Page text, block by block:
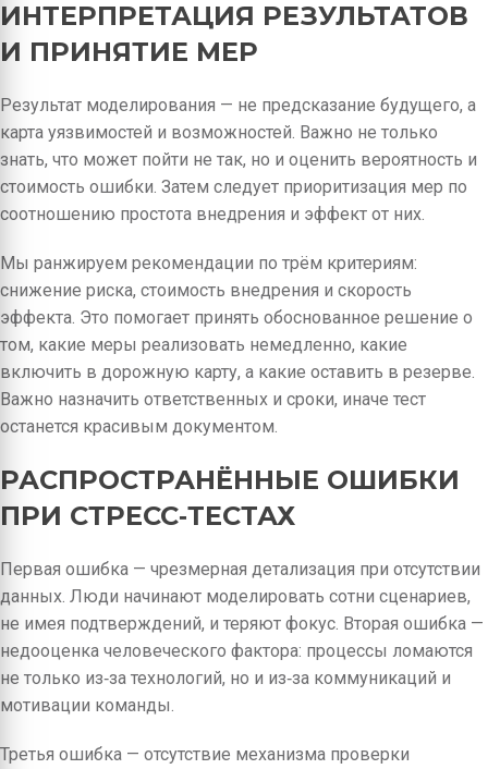
ИНТЕРПРЕТАЦИЯ РЕЗУЛЬТАТОВ
И ПРИНЯТИЕ МЕР
Результат моделирования — не предсказание будущего, а
карта уязвимостей и возможностей. Важно не только
знать, что может пойти не так, но и оценить вероятность и
стоимость ошибки. Затем следует приоритизация мер по
соотношению простота внедрения и эффект от них.
Мы ранжируем рекомендации по трём критериям:
снижение риска, стоимость внедрения и скорость
эффекта. Это помогает принять обоснованное решение о
том, какие меры реализовать немедленно, какие
включить в дорожную карту, а какие оставить в резерве.
Важно назначить ответственных и сроки, иначе тест
останется красивым документом.
РАСПРОСТРАНЁННЫЕ ОШИБКИ
ПРИ СТРЕСС‑ТЕСТАХ
Первая ошибка — чрезмерная детализация при отсутствии
данных. Люди начинают моделировать сотни сценариев,
не имея подтверждений, и теряют фокус. Вторая ошибка —
недооценка человеческого фактора: процессы ломаются
не только из‑за технологий, но и из‑за коммуникаций и
мотивации команды.
Третья ошибка — отсутствие механизма проверки